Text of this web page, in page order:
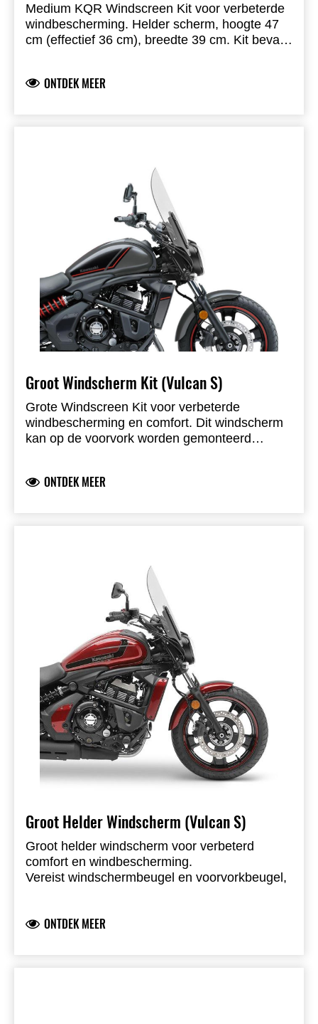
Medium KQR Windscreen Kit voor verbeterde
windbescherming. Helder scherm, hoogte 47
cm (effectief 36 cm), breedte 39 cm. Kit bevat
999940633.
ONTDEK MEER
Groot Windscherm Kit (Vulcan S)
Grote Windscreen Kit voor verbeterde
windbescherming en comfort. Dit windscherm
kan op de voorvork worden gemonteerd
afwerkingsbeugels. Hoogte 54 cm (effectief 43
ONTDEK MEER
Groot Helder Windscherm (Vulcan S)
Groot helder windscherm voor verbeterd
comfort en windbescherming.
Vereist windschermbeugel en voorvorkbeugel,
45 cmONTDEK MEER